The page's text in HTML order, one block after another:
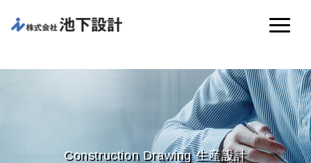
Construction Drawing 生産設計